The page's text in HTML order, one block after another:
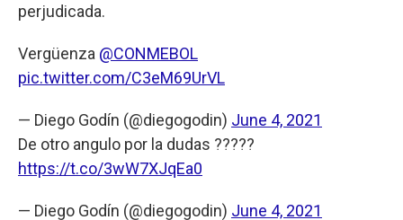
perjudicada.
Vergüenza @CONMEBOL
pic.twitter.com/C3eM69UrVL
— Diego Godín (@diegogodin) June 4, 2021
De otro angulo por la dudas ?????
https://t.co/3wW7XJqEa0
— Diego Godín (@diegogodin) June 4, 2021